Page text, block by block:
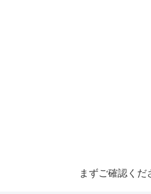
まずご確認くだ